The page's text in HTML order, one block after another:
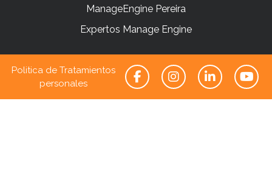
ManageEngine Pereira
Expertos Manage Engine
Politica de Tratamientos
personales